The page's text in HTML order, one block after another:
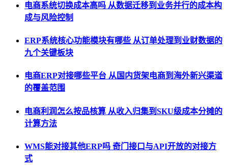
电商系统切换成本高吗 从数据迁移到业务并行的成本构
成与风险控制
ERP系统核心功能模块有哪些 从订单处理到业财数据的
九个关键板块
电商ERP对接哪些平台 从国内货架电商到海外新兴渠道
的覆盖范围
电商利润怎么按品核算 从收入归集到SKU级成本分摊的
计算方法
WMS能对接其他ERP吗 奇门接口与API开放的对接方
式